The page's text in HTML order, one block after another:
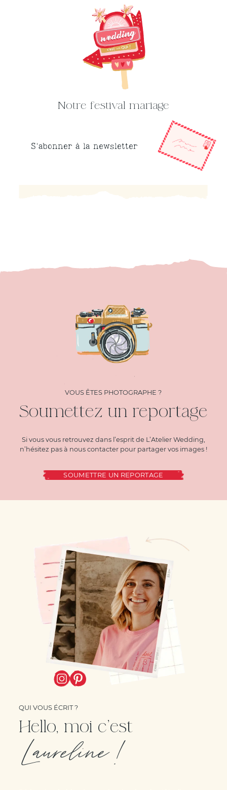
Notre festival mariage
S'abonner à la newsletter
VOUS ÊTES PHOTOGRAPHE ?
Soumettez un reportage
Si vous vous retrouvez dans l’esprit de L’Atelier Wedding,
n’hésitez pas à nous contacter pour partager vos images !
SOUMETTRE UN REPORTAGE
QUI VOUS ÉCRIT ?
Hello, moi c'est
Laureline !